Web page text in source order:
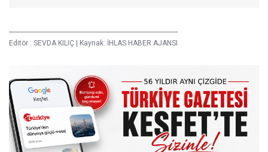
Editör : SEVDA KILIÇ | Kaynak: İHLAS HABER AJANSI